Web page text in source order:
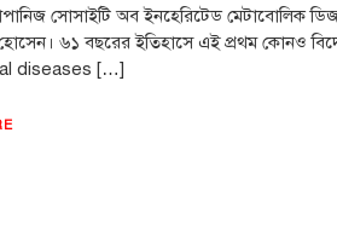
সোসাইটি অব ইনহেরিটেড মেটাবোলিক
৬১ বছরের ইতিহাসে এই প্রথম কোনও
diseases […]